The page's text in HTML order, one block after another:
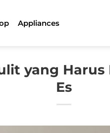
Appliances
yang
Es